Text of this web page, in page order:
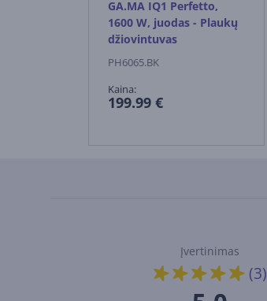
GA.MA IQ1 Perfetto,
1600 W, juodas - Plaukų
džiovintuvas
PH6065.BK
Kaina:
199.99 €
Įvertinimas
(3)